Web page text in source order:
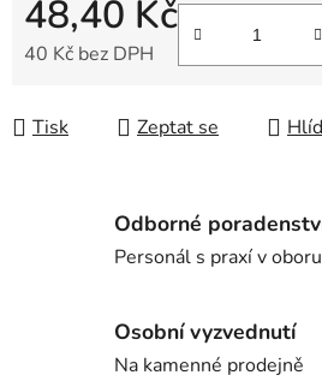
48,40 Kč
40 Kč bez DPH
Tisk Zeptat se
Odborné
Personál s praxí v oboru
Osobní vyzvednutí
Na kamenné prodejně